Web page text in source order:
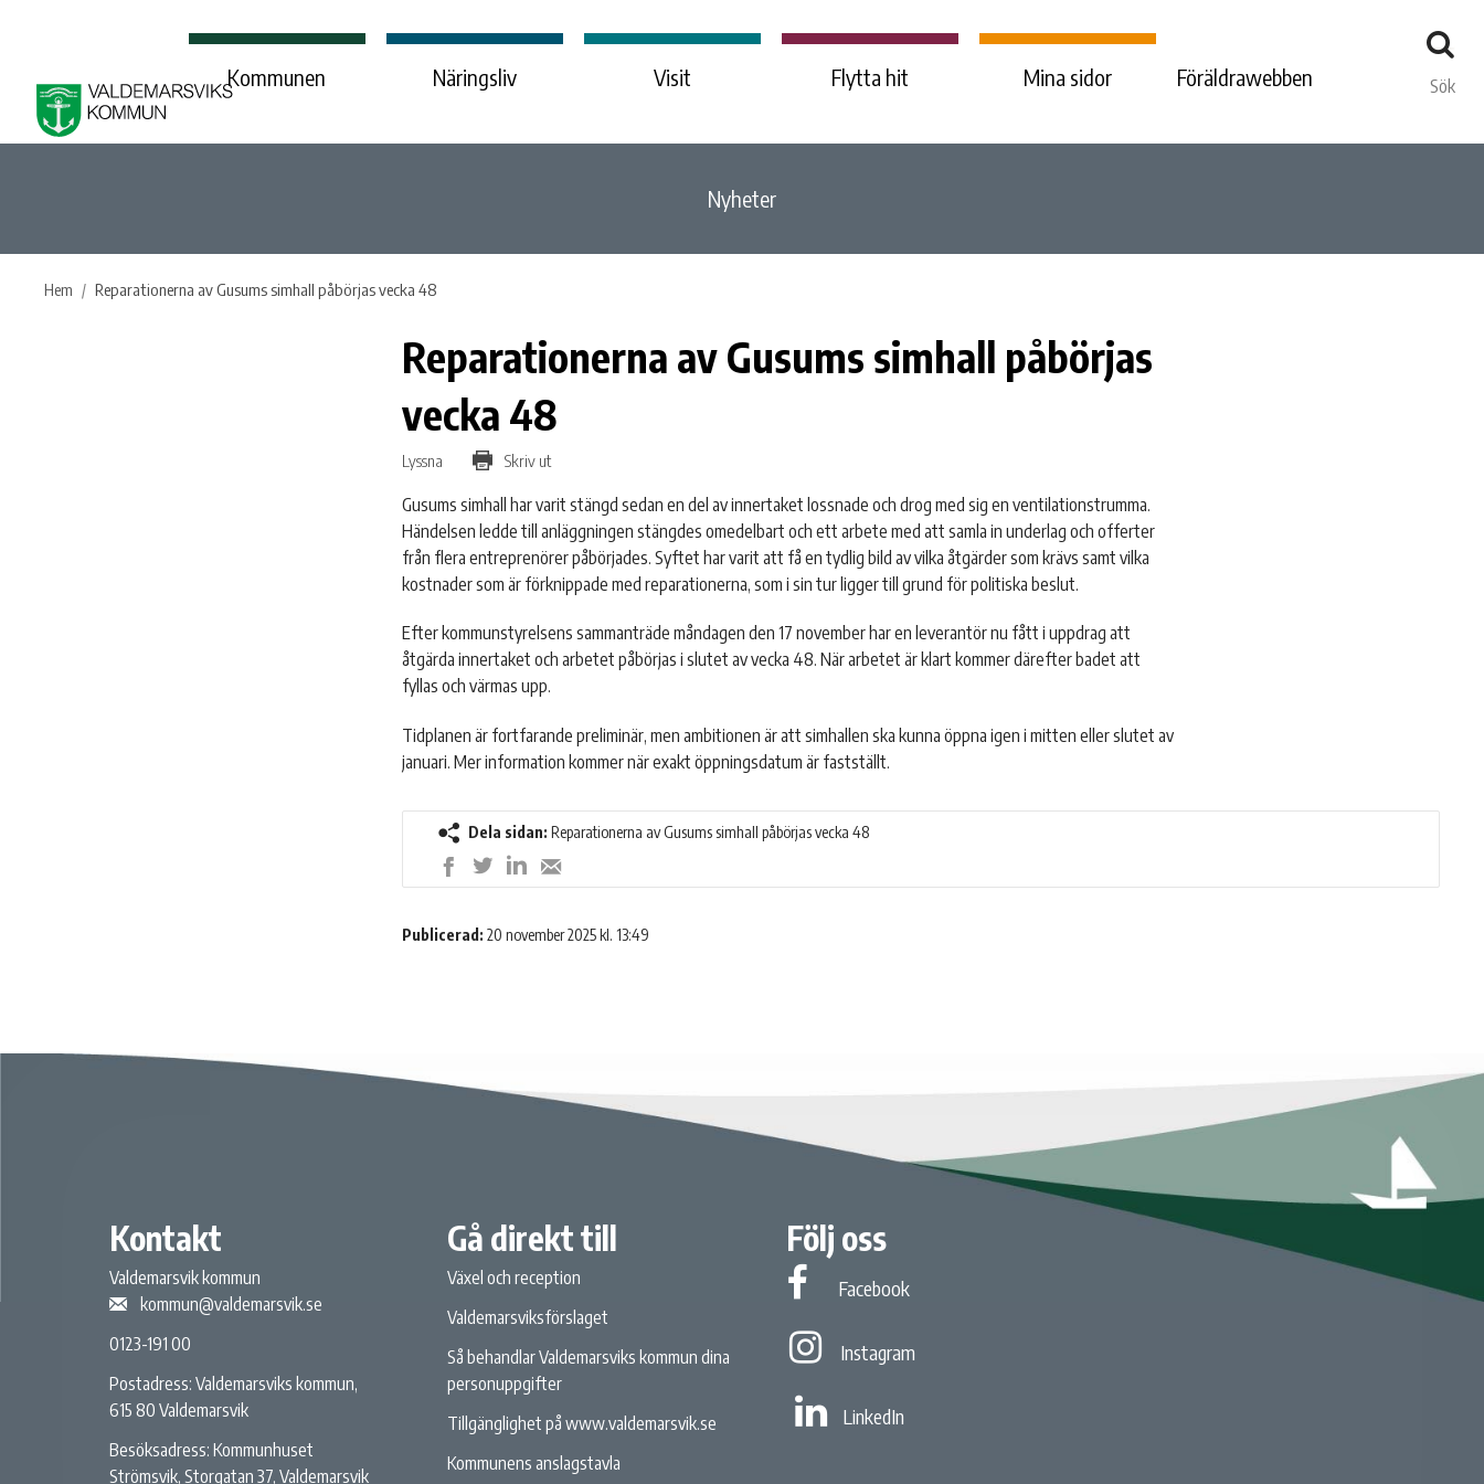
Sök
Kommunen Näringsliv Visit Flytta hit Mina sidor Föräldrawebben
Nyheter
Hem Reparationerna av Gusums simhall påbörjas vecka 48
Reparationerna av Gusums simhall påbörjas
vecka 48
Lyssna Skriv ut
Gusums simhall har varit stängd sedan en del av innertaket lossnade och drog med sig en ventilationstrumma.
Händelsen ledde till anläggningen stängdes omedelbart och ett arbete med att samla in underlag och offerter
från flera entreprenörer påbörjades. Syftet har varit att få en tydlig bild av vilka åtgärder som krävs samt vilka
kostnader som är förknippade med reparationerna, som i sin tur ligger till grund för politiska beslut.
Efter kommunstyrelsens sammanträde måndagen den 17 november har en leverantör nu fått i uppdrag att
åtgärda innertaket och arbetet påbörjas i slutet av vecka 48. När arbetet är klart kommer därefter badet att
fyllas och värmas upp.
Tidplanen är fortfarande preliminär, men ambitionen är att simhallen ska kunna öppna igen i mitten eller slutet av
januari. Mer information kommer när exakt öppningsdatum är fastställt.
Dela sidan: Reparationerna av Gusums simhall påbörjas vecka 48
Dela
på
Dela
på
Dela
på
Dela
med
post
Publicerad: 20 november 2025 kl. 13:49
Kontakt
Valdemarsvik kommun
kommun@valdemarsvik.se
0123-191 00
Postadress: Valdemarsviks kommun,
615 80 Valdemarsvik
Besöksadress: Kommunhuset
Strömsvik, Storgatan 37, Valdemarsvik
Gå direkt till
Växel och reception
Valdemarsviksförslaget
Så behandlar Valdemarsviks kommun dina
personuppgifter
Tillgänglighet på www.valdemarsvik.se
Kommunens anslagstavla
Följ oss
Facebook
Facebook
Instagram
Instagram
LinkedIn
Linked In